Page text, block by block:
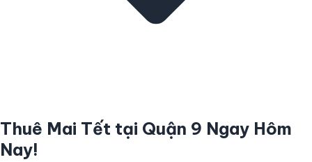
Thuê Mai Tết tại Quận 9 Ngay Hôm
Nay!